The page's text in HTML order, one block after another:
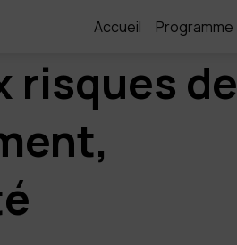
Accueil Programme
risques de